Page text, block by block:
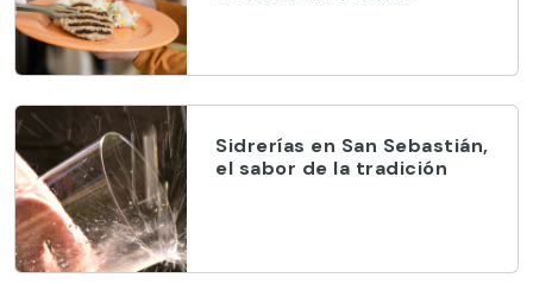
Sidrerías en San Sebastián,
el sabor de la tradición